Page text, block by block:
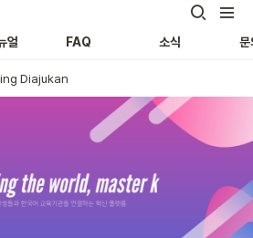
얼 FAQ 소식 문
Diajukan